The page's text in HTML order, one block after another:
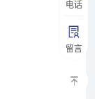
电话
留言